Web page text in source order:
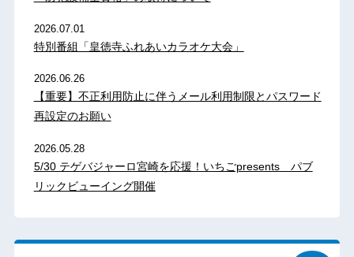
2026.07.01
特別番組「皇徳寺ふれあいカラオケ大会」
2026.06.26
【重要】不正利用防止に伴うメール利用制限とパスワード
再設定のお願い
2026.05.28
5/30 テゲバジャーロ宮崎を応援！いちごpresents パブ
リックビューイング開催